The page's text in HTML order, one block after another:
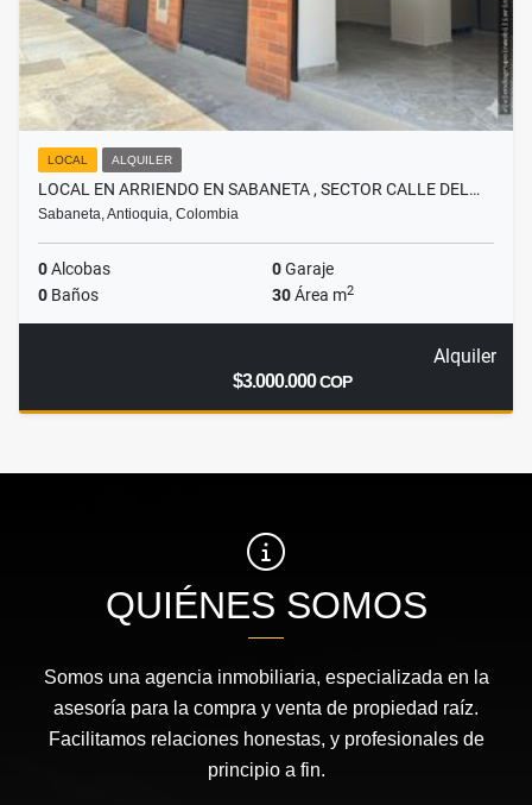
LOCAL ALQUILER
LOCAL EN ARRIENDO EN SABANETA , SECTOR CALLE DEL…
Sabaneta, Antioquia, Colombia
0Alcobas 0Garaje
0 Baños 30Área m2
Alquiler
$3.000.000COP
QUIÉNES SOMOS
Somos una agencia inmobiliaria, especializada en la
asesoría para la compra y venta de propiedad raíz.
Facilitamos relaciones honestas, y profesionales de
principio a fin.